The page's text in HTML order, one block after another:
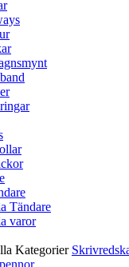
Tändare
varor
Kategorier